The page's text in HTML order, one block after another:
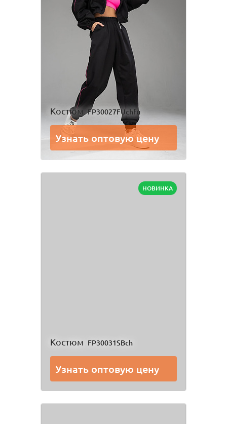
Костюм FP30027FUchfu
Узнать оптовую цену
НОВИНКА
Костюм FP30031SBch
Узнать оптовую цену